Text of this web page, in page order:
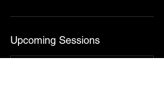
Upcoming Sessions